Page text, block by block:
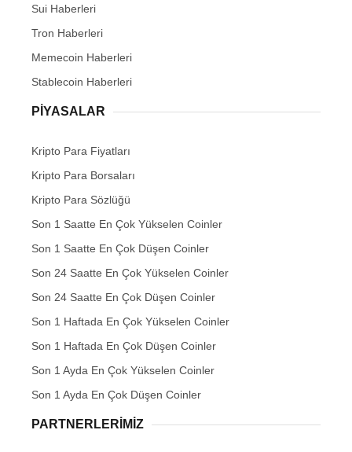
Sui Haberleri
Tron Haberleri
Memecoin Haberleri
Stablecoin Haberleri
PIYASALAR
Kripto Para Fiyatları
Kripto Para Borsaları
Kripto Para Sözlüğü
Son 1 Saatte En Çok Yükselen Coinler
Son 1 Saatte En Çok Düşen Coinler
Son 24 Saatte En Çok Yükselen Coinler
Son 24 Saatte En Çok Düşen Coinler
Son 1 Haftada En Çok Yükselen Coinler
Son 1 Haftada En Çok Düşen Coinler
Son 1 Ayda En Çok Yükselen Coinler
Son 1 Ayda En Çok Düşen Coinler
PARTNERLERIMIZ